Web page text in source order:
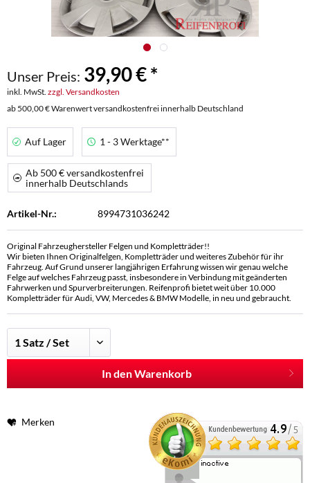
Unser Preis: 39,90 € *
inkl. MwSt. zzgl. Versandkosten
ab 500,00 € Warenwert versandkostenfrei innerhalb Deutschland
Auf Lager 1 - 3 Werktage**
Ab 500 € versandkostenfrei
innerhalb Deutschlands
Artikel-Nr.: 8994731036242
Original Fahrzeughersteller Felgen und Kompletträder!!
Wir bieten Ihnen Originalfelgen, Kompletträder und weiteres Zubehör für ihr
Fahrzeug. Auf Grund unserer langjährigen Erfahrung wissen wir genau welche
Felge auf welches Fahrzeug passt, insbesondere in Verbindung mit geänderten
Fahrwerken und Spurverbreiterungen. Reifenprofi bietet weit über 10.000
Kompletträder für Audi, VW, Mercedes & BMW Modelle, in neu und gebraucht.
In den Warenkorb
Merken